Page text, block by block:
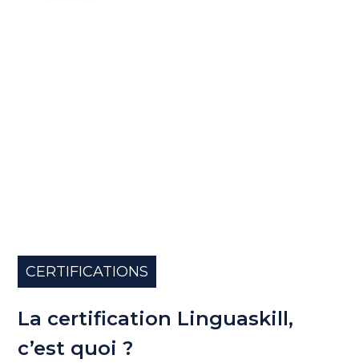
CERTIFICATIONS
La certification Linguaskill,
c’est quoi ?